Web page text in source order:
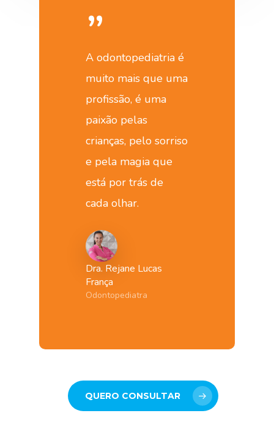
”
A odontopediatria é
muito mais que uma
profissão, é uma
paixão pelas
crianças, pelo sorriso
e pela magia que
está por trás de
cada olhar.
Dra. Rejane Lucas
França
Odontopediatra
QUERO CONSULTAR